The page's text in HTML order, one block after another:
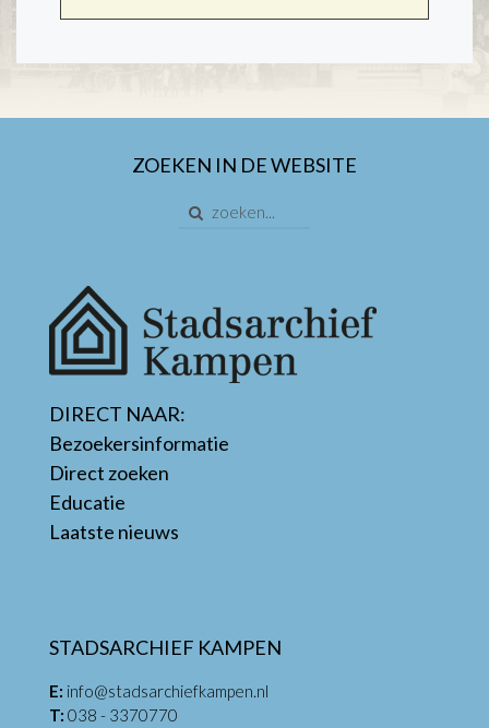
ZOEKEN IN DE WEBSITE
DIRECT NAAR:
Bezoekersinformatie
Direct zoeken
Educatie
Laatste nieuws
STADSARCHIEF KAMPEN
E: info@stadsarchiefkampen.nl
T: 038 - 3370770